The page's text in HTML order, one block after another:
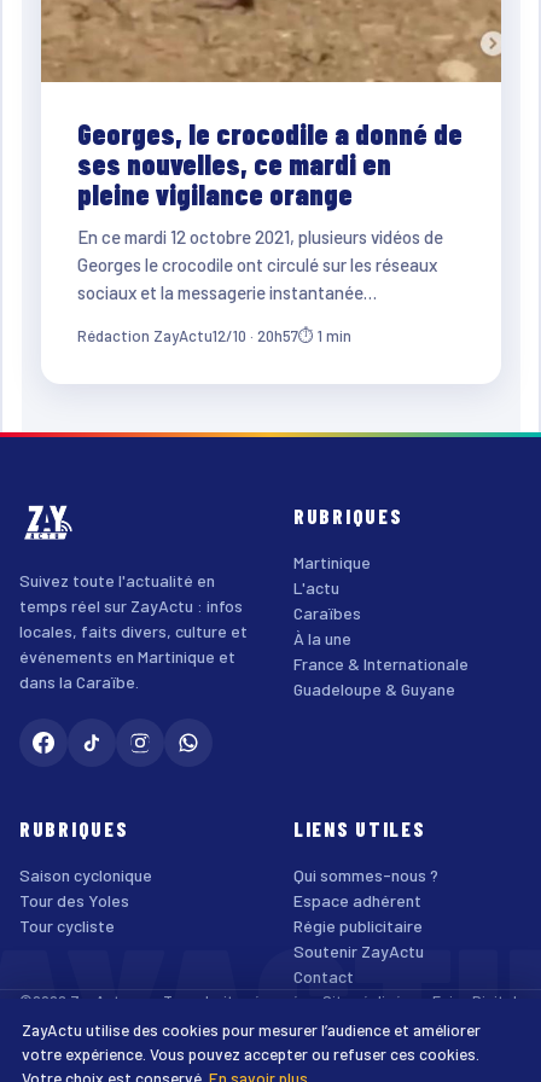
Georges, le crocodile a donné de
ses nouvelles, ce mardi en
pleine vigilance orange
En ce mardi 12 octobre 2021, plusieurs vidéos de
Georges le crocodile ont circulé sur les réseaux
sociaux et la messagerie instantanée…
Rédaction ZayActu12/10 · 20h57⏱ 1 min
Suivez toute l'actualité en
temps réel sur ZayActu : infos
locales, faits divers, culture et
événements en Martinique et
dans la Caraïbe.
RUBRIQUES
Martinique
L'actu
Caraïbes
À la une
France & Internationale
Guadeloupe & Guyane
RUBRIQUES
Saison cyclonique
Tour des Yoles
Tour cycliste
LIENS UTILES
Qui sommes-nous ?
Espace adhérent
Régie publicitaire
Soutenir ZayActu
Contact
©2026 ZayActu.org. Tous droits réservés. · Site réalisé par Enjoy Digital
Agency
Mentions légales
Confidentialité Cookies Accessibilité
ZayActu utilise des cookies pour mesurer l’audience et améliorer
votre expérience. Vous pouvez accepter ou refuser ces cookies.
Votre choix est conservé. En savoir plus